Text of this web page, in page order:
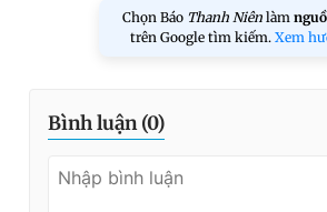
Chọn Báo Thanh Niên làm
trên Google tìm kiếm. Xem
Bình luận (0)